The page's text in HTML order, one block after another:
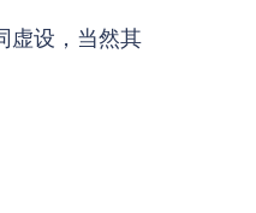
虚设，当然其